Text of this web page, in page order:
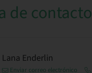
de contacto
Lana Enderlin
Enviar correo electrónico